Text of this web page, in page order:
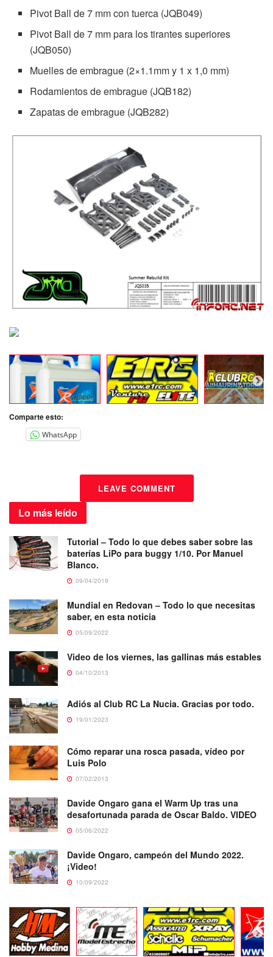
Pivot Ball de 7 mm con tuerca (JQB049)
Pivot Ball de 7 mm para los tirantes superiores
(JQB050)
Muelles de embrague (2×1.1mm y 1 x 1,0 mm)
Rodamientos de embrague (JQB182)
Zapatas de embrague (JQB282)
Comparte esto:
WhatsApp
LEAVE COMMENT
Lo más leído
Tutorial – Todo lo que debes saber sobre las
baterías LiPo para buggy 1/10. Por Manuel
Blanco.
09/04/2019
Mundial en Redovan – Todo lo que necesitas
saber, en esta noticia
05/09/2022
Video de los viernes, las gallinas más estables
04/10/2013
Adiós al Club RC La Nucia. Gracias por todo.
19/01/2023
Cómo reparar una rosca pasada, vídeo por
Luis Polo
07/02/2013
Davide Ongaro gana el Warm Up tras una
desafortunada parada de Oscar Baldo. VIDEO
05/06/2022
Davide Ongaro, campeón del Mundo 2022.
¡Video!
10/09/2022